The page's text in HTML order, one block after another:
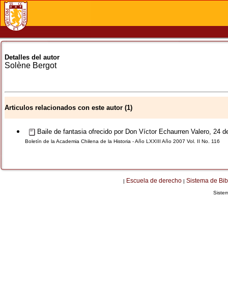
Detalles del autor
Solène Bergot
Articulos relacionados con este autor (1)
Baile de fantasia ofrecido por Don Víctor Echaurren Valero, 24
Boletín de la Academia Chilena de la Historia - Año LXXIII Año 2007 Vol. II No. 116
| Escuela de derecho | Sistema de